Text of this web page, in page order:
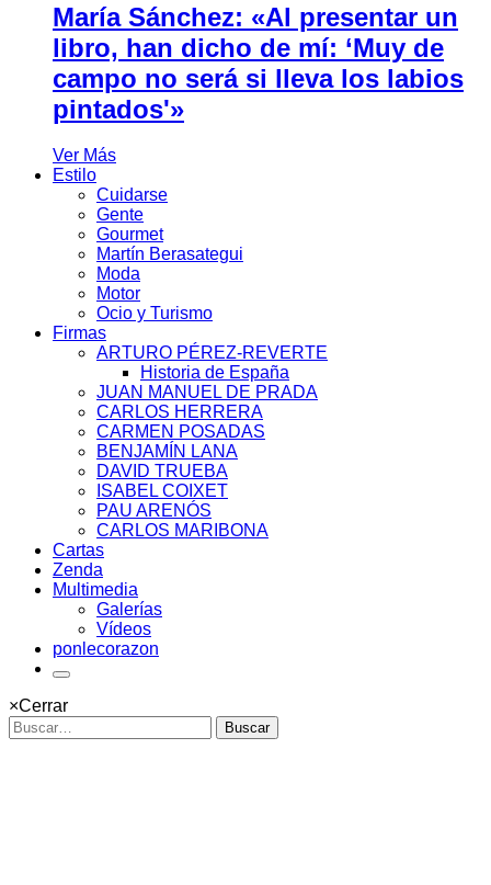
María Sánchez: «Al presentar un
libro, han dicho de mí: ‘Muy de
campo no será si lleva los labios
pintados'»
Ver Más
Estilo
Cuidarse
Gente
Gourmet
Martín Berasategui
Moda
Motor
Ocio y Turismo
Firmas
ARTURO PÉREZ-REVERTE
Historia de España
JUAN MANUEL DE PRADA
CARLOS HERRERA
CARMEN POSADAS
BENJAMÍN LANA
DAVID TRUEBA
ISABEL COIXET
PAU ARENÓS
CARLOS MARIBONA
Cartas
Zenda
Multimedia
Galerías
Vídeos
ponlecorazon
×Cerrar
Buscar